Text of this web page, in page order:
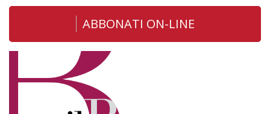
ABBONATI ON-LINE